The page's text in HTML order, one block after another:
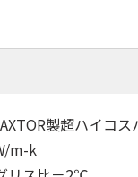
製超ハイコス
m-k